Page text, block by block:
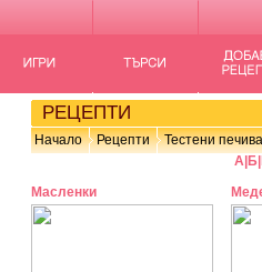
РЕЦЕПТИ
Начало Рецепти
Тестени
А Б
Масленки